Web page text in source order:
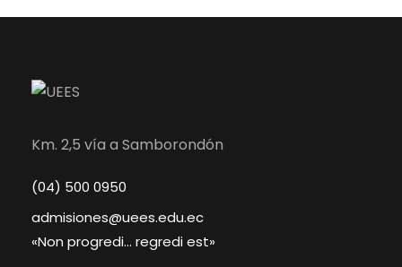
Km. 2,5 vía a Samborondón
(04) 500 0950
admisiones@uees.edu.ec
«Non progredi… regredi est»